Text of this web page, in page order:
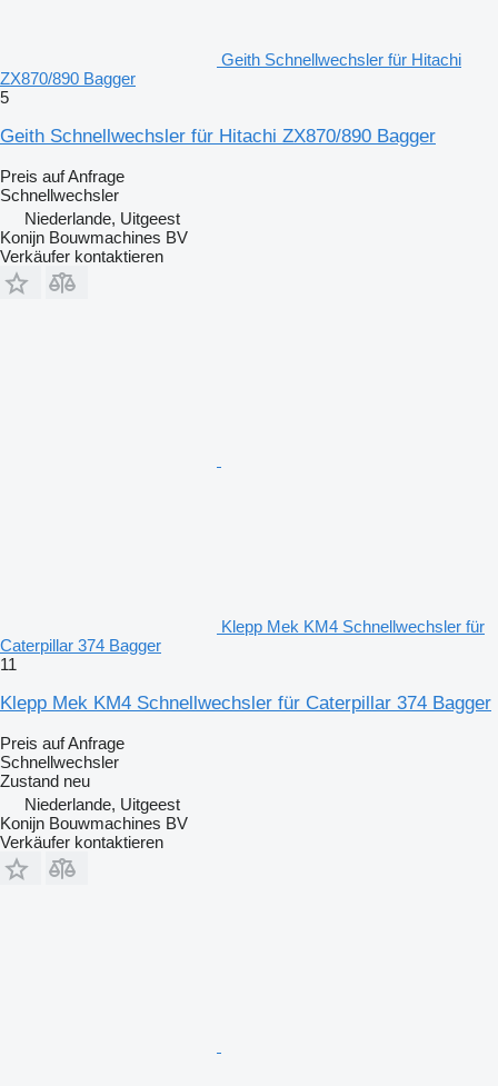
Geith Schnellwechsler für Hitachi
ZX870/890 Bagger
5
Geith Schnellwechsler für Hitachi ZX870/890 Bagger
Preis auf Anfrage
Schnellwechsler
Niederlande, Uitgeest
Konijn Bouwmachines BV
Verkäufer kontaktieren
Klepp Mek KM4 Schnellwechsler für
Caterpillar 374 Bagger
11
Klepp Mek KM4 Schnellwechsler für Caterpillar 374 Bagger
Preis auf Anfrage
Schnellwechsler
Zustand neu
Niederlande, Uitgeest
Konijn Bouwmachines BV
Verkäufer kontaktieren